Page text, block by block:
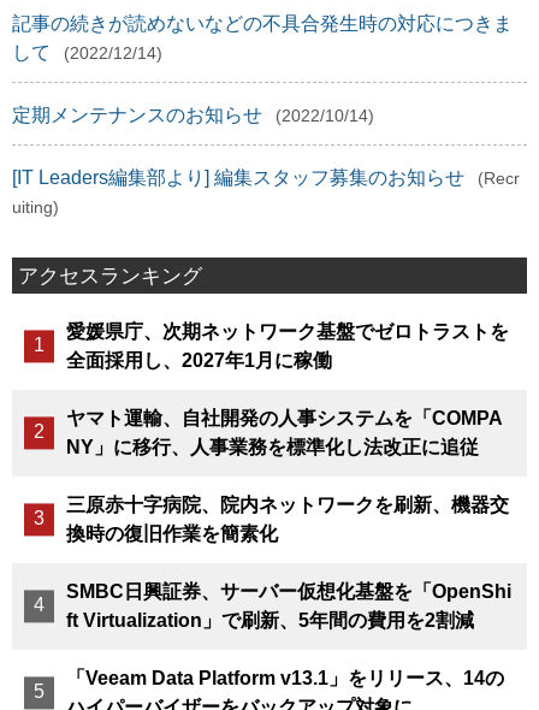
記事の続きが読めないなどの不具合発生時の対応につきま
して
(2022/12/14)
定期メンテナンスのお知らせ (2022/10/14)
[IT Leaders編集部より] 編集スタッフ募集のお知らせ
(Recr
uiting)
アクセスランキング
愛媛県庁、次期ネットワーク基盤でゼロトラストを
全面採用し、2027年1月に稼働
ヤマト運輸、自社開発の人事システムを「COMPA
NY」に移行、人事業務を標準化し法改正に追従
三原赤十字病院、院内ネットワークを刷新、機器交
換時の復旧作業を簡素化
SMBC日興証券、サーバー仮想化基盤を「OpenShi
ft Virtualization」で刷新、5年間の費用を2割減
「Veeam Data Platform v13.1」をリリース、14の